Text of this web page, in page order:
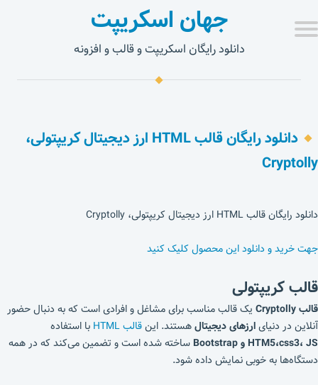
جهان اسکریپت
دانلود رایگان اسکریپت و قالب و افزونه
دانلود رایگان قالب HTML ارز دیجیتال کریپتولی،
Cryptolly
دانلود رایگان قالب HTML ارز دیجیتال کریپتولی، Cryptolly
جهت خرید و دانلود این محصول کلیک کنید
قالب کریپتولی
قالب Cryptolly
یک قالب مناسب برای مشاغل و افرادی است که به دنبال حضور
آنلاین در دنیایارزهای دیجیتالهستند. اینقالب HTML
با استفاده
HTM5،css3، JS و Bootstrap
ساخته شده است و تضمین می‌کند که در همه
دستگاه‌ها به خوبی نمایش داده شود.